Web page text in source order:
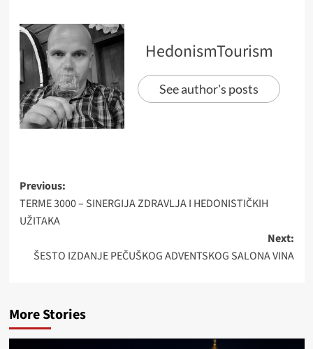
HedonismTourism
See author's posts
Post
navigation
Previous:
TERME 3000 – SINERGIJA ZDRAVLJA I HEDONISTIČKIH
UŽITAKA
Next:
ŠESTO IZDANJE PEČUŠKOG ADVENTSKOG SALONA VINA
More Stories